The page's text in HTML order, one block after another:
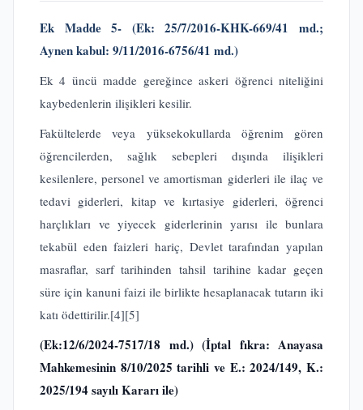
Ek Madde 5- (Ek: 25/7/2016-KHK-669/41 md.;
Aynen kabul: 9/11/2016-6756/41 md.)
Ek 4 üncü madde gereğince askeri öğrenci niteliğini
kaybedenlerin ilişikleri kesilir.
Fakültelerde veya yüksekokullarda öğrenim gören
öğrencilerden, sağlık sebepleri dışında ilişikleri
kesilenlere, personel ve amortisman giderleri ile ilaç ve
tedavi giderleri, kitap ve kırtasiye giderleri, öğrenci
harçlıkları ve yiyecek giderlerinin yarısı ile bunlara
tekabül eden faizleri hariç, Devlet tarafından yapılan
masraflar, sarf tarihinden tahsil tarihine kadar geçen
süre için kanuni faizi ile birlikte hesaplanacak tutarın iki
katı ödettirilir.[4][5]
(Ek:12/6/2024-7517/18 md.) (İptal fıkra: Anayasa
Mahkemesinin 8/10/2025 tarihli ve E.: 2024/149, K.:
2025/194 sayılı Kararı ile)